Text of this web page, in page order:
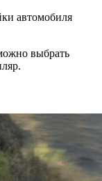
автомобиля
выбрать